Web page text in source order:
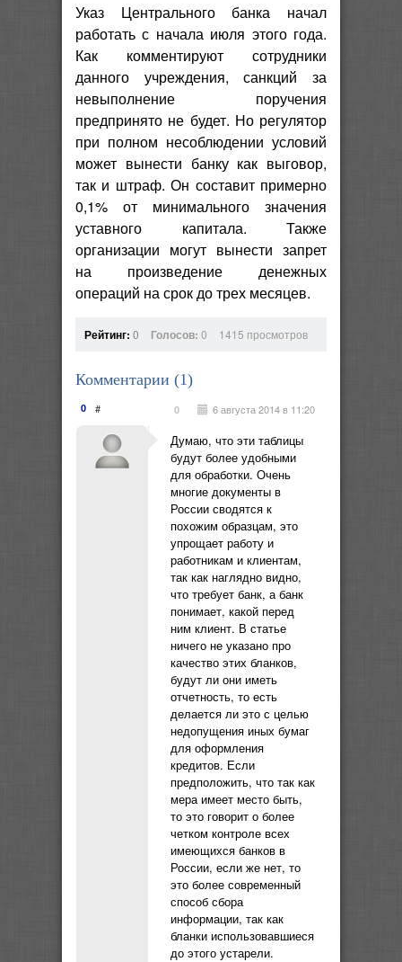
Указ Центрального банка начал
работать с начала июля этого года.
Как комментируют сотрудники
данного учреждения, санкций за
невыполнение поручения
предпринято не будет. Но регулятор
при полном несоблюдении условий
может вынести банку как выговор,
так и штраф. Он составит примерно
0,1% от минимального значения
уставного капитала. Также
организации могут вынести запрет
на произведение денежных
операций на срок до трех месяцев.
Рейтинг: 0 Голосов: 0 1415 просмотров
Комментарии (1)
0 # 6 августа 2014 в 11:20
0
Думаю, что эти таблицы
будут более удобными
для обработки. Очень
многие документы в
России сводятся к
похожим образцам, это
упрощает работу и
работникам и клиентам,
так как наглядно видно,
что требует банк, а банк
понимает, какой перед
ним клиент. В статье
ничего не указано про
качество этих бланков,
будут ли они иметь
отчетность, то есть
делается ли это с целью
недопущения иных бумаг
для оформления
кредитов. Если
предположить, что так как
мера имеет место быть,
то это говорит о более
четком контроле всех
имеющихся банков в
России, если же нет, то
это более современный
способ сбора
информации, так как
бланки использовавшиеся
до этого устарели.